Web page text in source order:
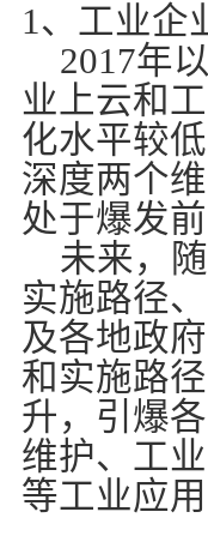
1、工业企
2017年
业上云和
化水平较
深度两个
处于爆发
未来，随
实施路径
及各地政
和实施路
升，引爆
维护、工
等工业应